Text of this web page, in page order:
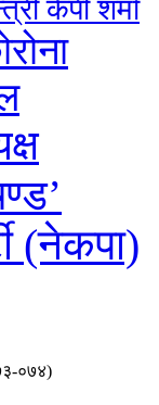
केपी शर्मा
(नेकपा)
०७४)